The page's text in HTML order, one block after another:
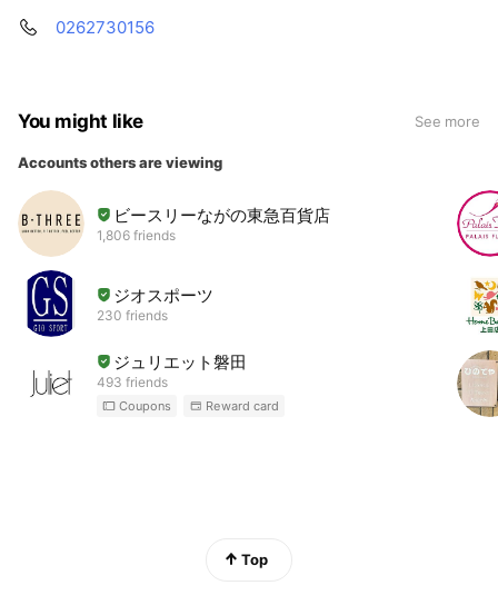
0262730156
You might like See more
Accounts others are viewing
ビースリーながの東急百貨店
1,806 friends
ジオスポーツ
230 friends
ジュリエット磐田
493 friends
Coupons Reward card
Top